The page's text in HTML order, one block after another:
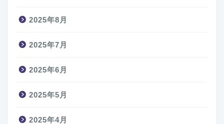
2025年8月
2025年7月
2025年6月
2025年5月
2025年4月